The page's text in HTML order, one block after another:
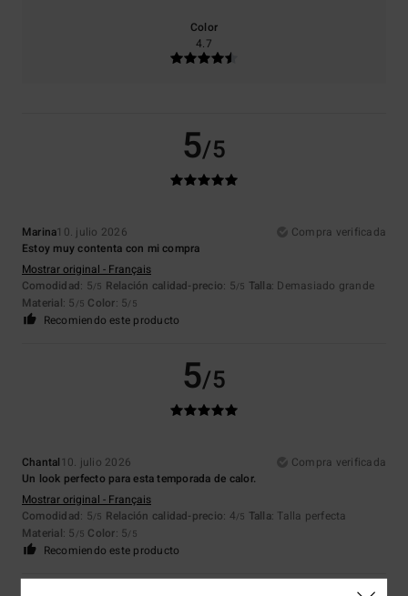
Color
4.7
5/5
Marina10. julio 2026
Compra verificada
Estoy muy contenta con mi compra
Mostrar original - Français
Comodidad: 5/5 Relación calidad-precio: 5/5 Talla: Demasiado grande
Material: 5 /5 Color: 5/5
Recomiendo este producto
5/5
Chantal 10. julio 2026
Compra verificada
Un look perfecto para esta temporada de calor.
Mostrar original - Français
Comodidad: 5/5 Relación calidad-precio: 4/5 Talla: Talla perfecta
Material: 5 /5 Color: 5/5
Recomiendo este producto